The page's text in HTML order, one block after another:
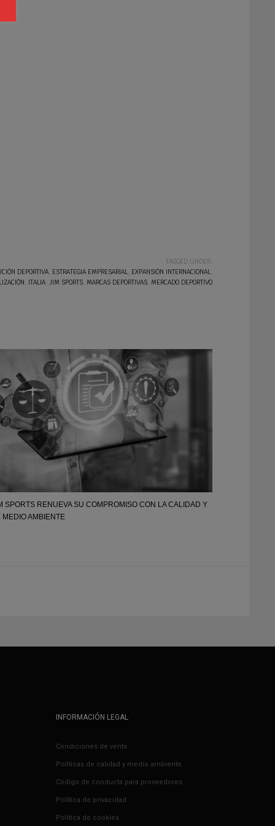
TAGGED UNDER:
DEPORTIVA, ESTRATEGIA EMPRESARIAL, EXPANSIÓN INTERNACIONAL,
, ITALIA, JIM SPORTS, MARCAS DEPORTIVAS, MERCADO DEPORTIVO
SPORTS RENUEVA SU COMPROMISO CON LA CALIDAD Y
MEDIO AMBIENTE
INFORMACIÓN LEGAL
Condiciones de venta
Políticas de calidad y medio ambiente
Código de conducta para proveedores
Política de privacidad
Política de cookies